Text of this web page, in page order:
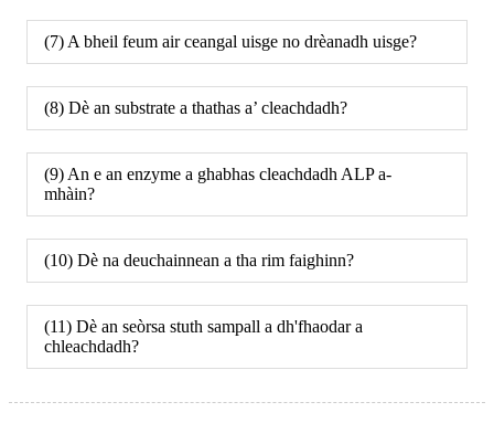
(7) A bheil feum air ceangal uisge no drèanadh uisge?
(8) Dè an substrate a thathas a’ cleachdadh?
(9) An e an enzyme a ghabhas cleachdadh ALP a-
mhàin?
(10) Dè na deuchainnean a tha rim faighinn?
(11) Dè an seòrsa stuth sampall a dh'fhaodar a
chleachdadh?